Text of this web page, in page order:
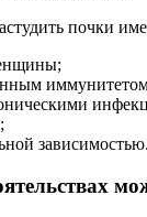
почки
зависимостью.